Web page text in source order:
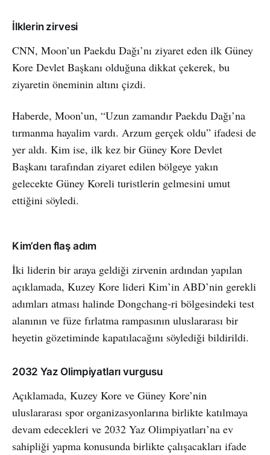
İlklerin zirvesi
CNN, Moon’un Paekdu Dağı’nı ziyaret eden ilk Güney
Kore Devlet Başkanı olduğuna dikkat çekerek, bu
ziyaretin öneminin altını çizdi.
Haberde, Moon’un, “Uzun zamandır Paekdu Dağı’na
tırmanma hayalim vardı. Arzum gerçek oldu” ifadesi de
yer aldı. Kim ise, ilk kez bir Güney Kore Devlet
Başkanı tarafından ziyaret edilen bölgeye yakın
gelecekte Güney Koreli turistlerin gelmesini umut
ettiğini söyledi.
Kim’den flaş adım
İki liderin bir araya geldiği zirvenin ardından yapılan
açıklamada, Kuzey Kore lideri Kim’in ABD’nin gerekli
adımları atması halinde Dongchang-ri bölgesindeki test
alanının ve füze fırlatma rampasının uluslararası bir
heyetin gözetiminde kapatılacağını söylediği bildirildi.
2032 Yaz Olimpiyatları vurgusu
Açıklamada, Kuzey Kore ve Güney Kore’nin
uluslararası spor organizasyonlarına birlikte katılmaya
devam edecekleri ve 2032 Yaz Olimpiyatları’na ev
sahipliği yapma konusunda birlikte çalışacakları ifade